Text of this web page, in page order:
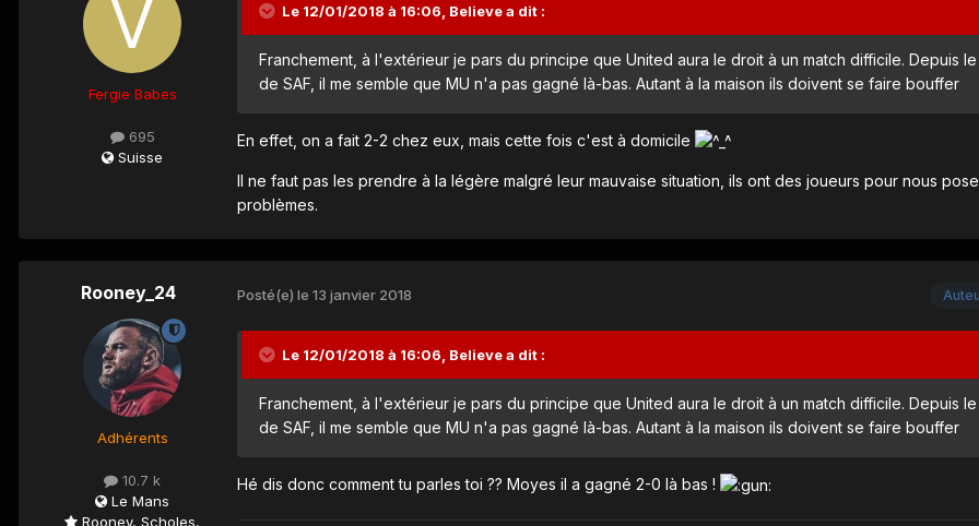
Fergie Babes
695
Suisse
Le 12/01/2018 à 16:06, Believea dit :
Franchement, à l'extérieur je pars du principe que United aura le droit à un match difficile. Depuis
de SAF, il me semble que MU n'a pas gagné là-bas. Autant à la maison ils doivent se faire bouffer
En effet, on a fait 2-2 chez eux, mais cette fois c'est à domicile
Il ne faut pas les prendre à la légère malgré leur mauvaise situation, ils ont des joueurs pour nous
problèmes.
Rooney_24
Adhérents
10.7 k
Le Mans
Rooney, Scholes,
Posté(e) le 13 janvier 2018
Le 12/01/2018 à 16:06, Believea dit :
Franchement, à l'extérieur je pars du principe que United aura le droit à un match difficile. Depuis
de SAF, il me semble que MU n'a pas gagné là-bas. Autant à la maison ils doivent se faire bouffer
Hé dis donc comment tu parles toi ?? Moyes il a gagné 2-0 là bas !